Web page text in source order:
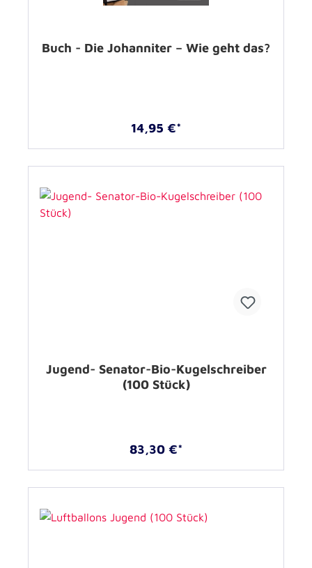
Buch - Die Johanniter – Wie geht das?
14,95 €*
Jugend- Senator-Bio-Kugelschreiber
(100 Stück)
83,30 €*